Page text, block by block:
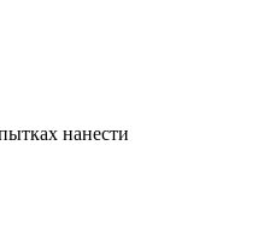
нанести